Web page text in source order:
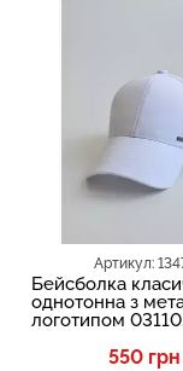
Артикул:
Бейсболка
однотонна з
логотипом 03110
550 грн